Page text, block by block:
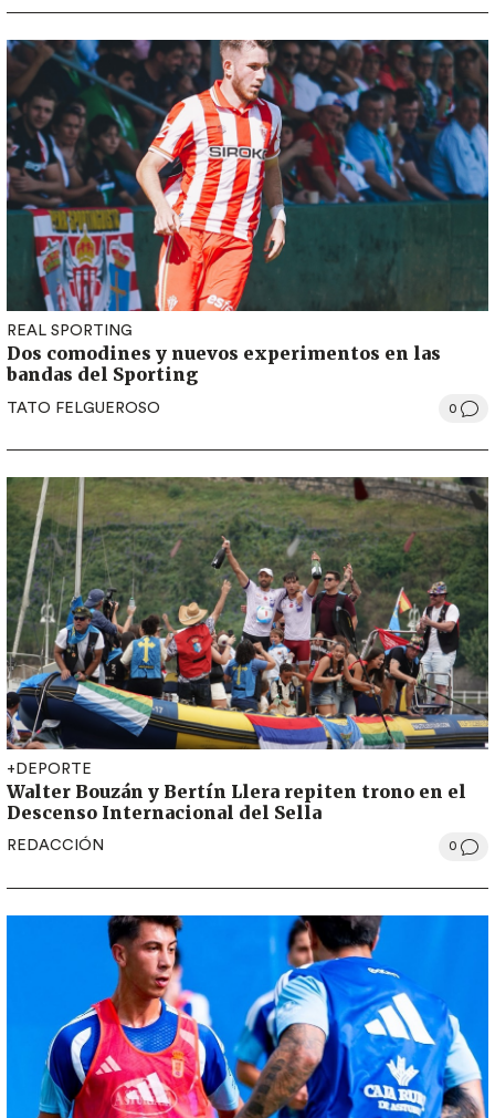
REAL SPORTING
Dos comodines y nuevos experimentos en las
bandas del Sporting
TATO FELGUEROSO 0
+DEPORTE
Walter Bouzán y Bertín Llera repiten trono en el
Descenso Internacional del Sella
REDACCIÓN 0